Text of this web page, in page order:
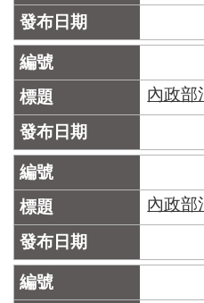
內政部
內政部